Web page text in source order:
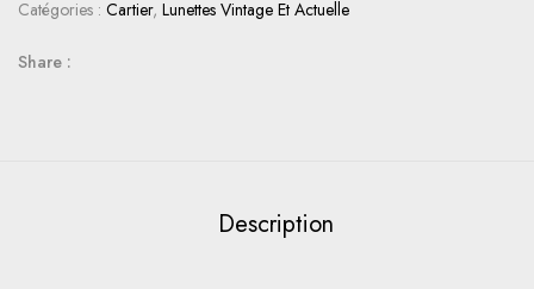
Catégories : Cartier, Lunettes Vintage Et Actuelle
Share :
Description